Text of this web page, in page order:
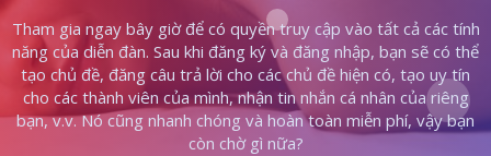
Tham gia ngay bây giờ để có quyền truy cập vào tất cả các tính
năng của diễn đàn. Sau khi đăng ký và đăng nhập, bạn sẽ có thể
tạo chủ đề, đăng câu trả lời cho các chủ đề hiện có, tạo uy tín
cho các thành viên của mình, nhận tin nhắn cá nhân của riêng
bạn, v.v. Nó cũng nhanh chóng và hoàn toàn miễn phí, vậy bạn
còn chờ gì nữa?